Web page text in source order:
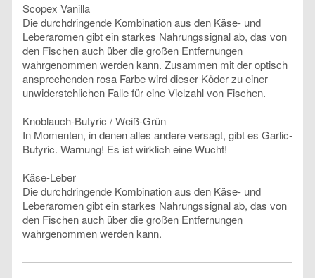
Scopex Vanilla
Die durchdringende Kombination aus den Käse- und
Leberaromen gibt ein starkes Nahrungssignal ab, das von
den Fischen auch über die großen Entfernungen
wahrgenommen werden kann. Zusammen mit der optisch
ansprechenden rosa Farbe wird dieser Köder zu einer
unwiderstehlichen Falle für eine Vielzahl von Fischen.
Knoblauch-Butyric / Weiß-Grün
In Momenten, in denen alles andere versagt, gibt es Garlic-
Butyric. Warnung! Es ist wirklich eine Wucht!
Käse-Leber
Die durchdringende Kombination aus den Käse- und
Leberaromen gibt ein starkes Nahrungssignal ab, das von
den Fischen auch über die großen Entfernungen
wahrgenommen werden kann.